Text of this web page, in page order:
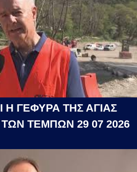
Η ΓΕΦΥΡΑ ΤΗΣ ΑΓΙΑΣ
ΤΕΜΠΩΝ 29 07 2026